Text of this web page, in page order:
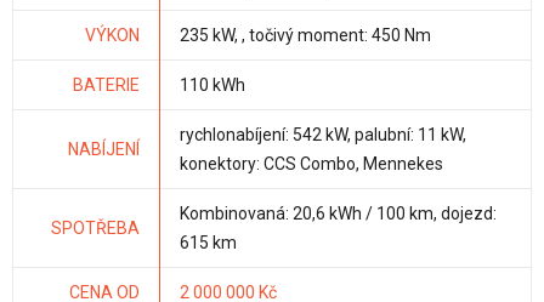
VÝKON 235 kW, , točivý moment: 450 Nm
BATERIE 110 kWh
NABÍJENÍ
rychlonabíjení: 542 kW, palubní: 11 kW,
konektory: CCS Combo, Mennekes
SPOTŘEBA
Kombinovaná: 20,6 kWh / 100 km, dojezd:
615 km
CENA OD 2 000 000 Kč